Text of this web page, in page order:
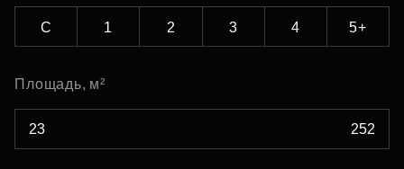
С 1 2 3 4 5+
Площадь, м²